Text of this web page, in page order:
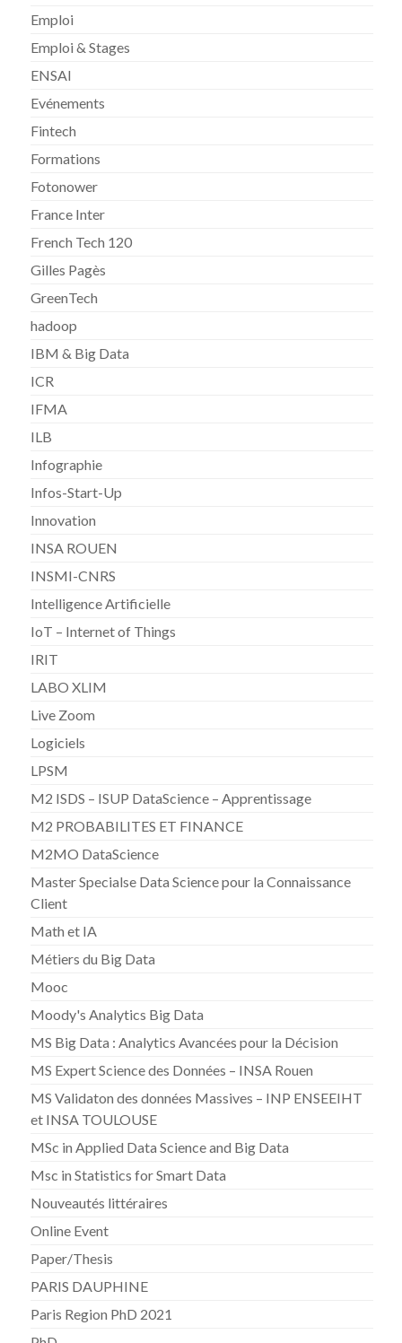
Emploi
Emploi & Stages
ENSAI
Evénements
Fintech
Formations
Fotonower
France Inter
French Tech 120
Gilles Pagès
GreenTech
hadoop
IBM & Big Data
ICR
IFMA
ILB
Infographie
Infos-Start-Up
Innovation
INSA ROUEN
INSMI-CNRS
Intelligence Artificielle
IoT – Internet of Things
IRIT
LABO XLIM
Live Zoom
Logiciels
LPSM
M2 ISDS – ISUP DataScience – Apprentissage
M2 PROBABILITES ET FINANCE
M2MO DataScience
Master Specialse Data Science pour la Connaissance
Client
Math et IA
Métiers du Big Data
Mooc
Moody's Analytics Big Data
MS Big Data : Analytics Avancées pour la Décision
MS Expert Science des Données – INSA Rouen
MS Validaton des données Massives – INP ENSEEIHT
et INSA TOULOUSE
MSc in Applied Data Science and Big Data
Msc in Statistics for Smart Data
Nouveautés littéraires
Online Event
Paper/Thesis
PARIS DAUPHINE
Paris Region PhD 2021